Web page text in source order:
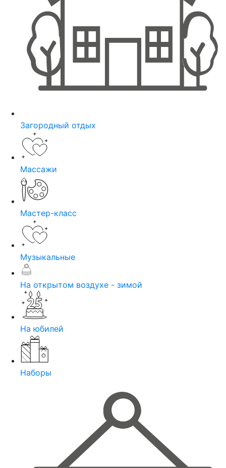
Загородный отдых
Массажи
Мастер-класс
Музыкальные
На открытом воздухе - зимой
На юбилей
Наборы